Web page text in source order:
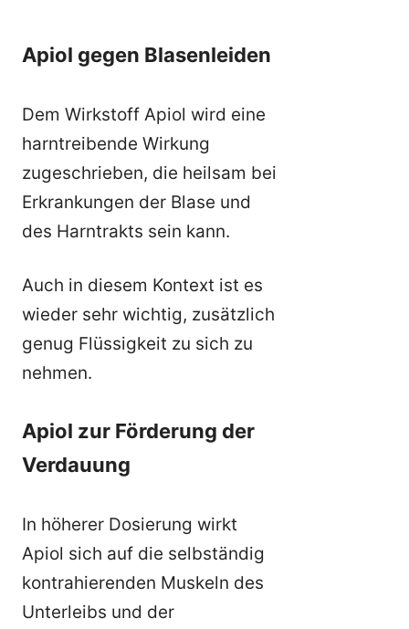
Apiol gegen Blasenleiden
Dem Wirkstoff Apiol wird eine
harntreibende Wirkung
zugeschrieben, die heilsam bei
Erkrankungen der Blase und
des Harntrakts sein kann.
Auch in diesem Kontext ist es
wieder sehr wichtig, zusätzlich
genug Flüssigkeit zu sich zu
nehmen.
Apiol zur Förderung der
Verdauung
In höherer Dosierung wirkt
Apiol sich auf die selbständig
kontrahierenden Muskeln des
Unterleibs und der